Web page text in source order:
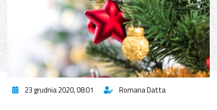
23 grudnia 2020, 08:01 Romana Datta